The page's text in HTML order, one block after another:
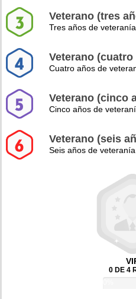
Veterano (tres
Tres años de
Veterano (cuatro
Cuatro años de
Veterano (cinco
Cinco años de
Veterano (seis
Seis años de
0 DE 4